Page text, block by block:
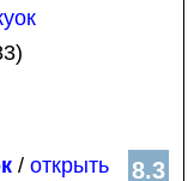
8.3
/ открыть